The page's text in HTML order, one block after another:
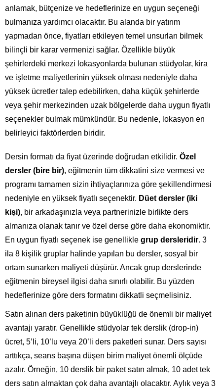
anlamak, bütçenize ve hedeflerinize en uygun seçeneği
bulmanıza yardımcı olacaktır. Bu alanda bir yatırım
yapmadan önce, fiyatları etkileyen temel unsurları bilmek
bilinçli bir karar vermenizi sağlar. Özellikle büyük
şehirlerdeki merkezi lokasyonlarda bulunan stüdyolar, kira
ve işletme maliyetlerinin yüksek olması nedeniyle daha
yüksek ücretler talep edebilirken, daha küçük şehirlerde
veya şehir merkezinden uzak bölgelerde daha uygun fiyatlı
seçenekler bulmak mümkündür. Bu nedenle, lokasyon en
belirleyici faktörlerden biridir.
Dersin formatı da fiyat üzerinde doğrudan etkilidir. Özel
dersler (bire bir), eğitmenin tüm dikkatini size vermesi ve
programı tamamen sizin ihtiyaçlarınıza göre şekillendirmesi
nedeniyle en yüksek fiyatlı seçenektir. Düet dersler (iki
kişi), bir arkadaşınızla veya partnerinizle birlikte ders
almanıza olanak tanır ve özel derse göre daha ekonomiktir.
En uygun fiyatlı seçenek ise genellikle grup dersleridir. 3
ila 8 kişilik gruplar halinde yapılan bu dersler, sosyal bir
ortam sunarken maliyeti düşürür. Ancak grup derslerinde
eğitmenin bireysel ilgisi daha sınırlı olabilir. Bu yüzden
hedeflerinize göre ders formatını dikkatli seçmelisiniz.
Satın alınan ders paketinin büyüklüğü de önemli bir maliyet
avantajı yaratır. Genellikle stüdyolar tek derslik (drop-in)
ücret, 5’li, 10’lu veya 20’li ders paketleri sunar. Ders sayısı
arttıkça, seans başına düşen birim maliyet önemli ölçüde
azalır. Örneğin, 10 derslik bir paket satın almak, 10 adet tek
ders satın almaktan çok daha avantajlı olacaktır. Aylık veya 3